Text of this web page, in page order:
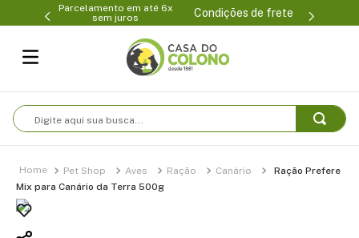
Parcelamento em até 6x
sem juros
Condições de frete
Digite aqui sua busca...
Pet Shop Aves Ração Canário
Ração Prefere
Mix para Canário da Terra 500g